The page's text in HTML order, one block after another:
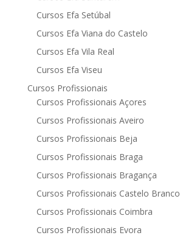
Cursos Efa Setúbal
Cursos Efa Viana do Castelo
Cursos Efa Vila Real
Cursos Efa Viseu
Cursos Profissionais
Cursos Profissionais Açores
Cursos Profissionais Aveiro
Cursos Profissionais Beja
Cursos Profissionais Braga
Cursos Profissionais Bragança
Cursos Profissionais Castelo Branco
Cursos Profissionais Coimbra
Cursos Profissionais Evora